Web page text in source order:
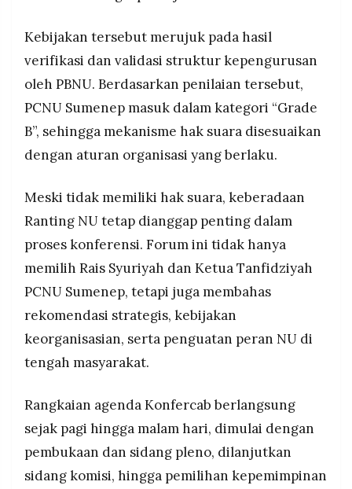
Kebijakan tersebut merujuk pada hasil
verifikasi dan validasi struktur kepengurusan
oleh PBNU. Berdasarkan penilaian tersebut,
PCNU Sumenep masuk dalam kategori “Grade
B”, sehingga mekanisme hak suara disesuaikan
dengan aturan organisasi yang berlaku.
Meski tidak memiliki hak suara, keberadaan
Ranting NU tetap dianggap penting dalam
proses konferensi. Forum ini tidak hanya
memilih Rais Syuriyah dan Ketua Tanfidziyah
PCNU Sumenep, tetapi juga membahas
rekomendasi strategis, kebijakan
keorganisasian, serta penguatan peran NU di
tengah masyarakat.
Rangkaian agenda Konfercab berlangsung
sejak pagi hingga malam hari, dimulai dengan
pembukaan dan sidang pleno, dilanjutkan
sidang komisi, hingga pemilihan kepemimpinan